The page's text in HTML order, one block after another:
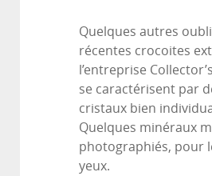
Quelques autres
récentes crocoites
l’entreprise
se caractérisent par
cristaux bien
Quelques minéraux
photographiés, pour
yeux.